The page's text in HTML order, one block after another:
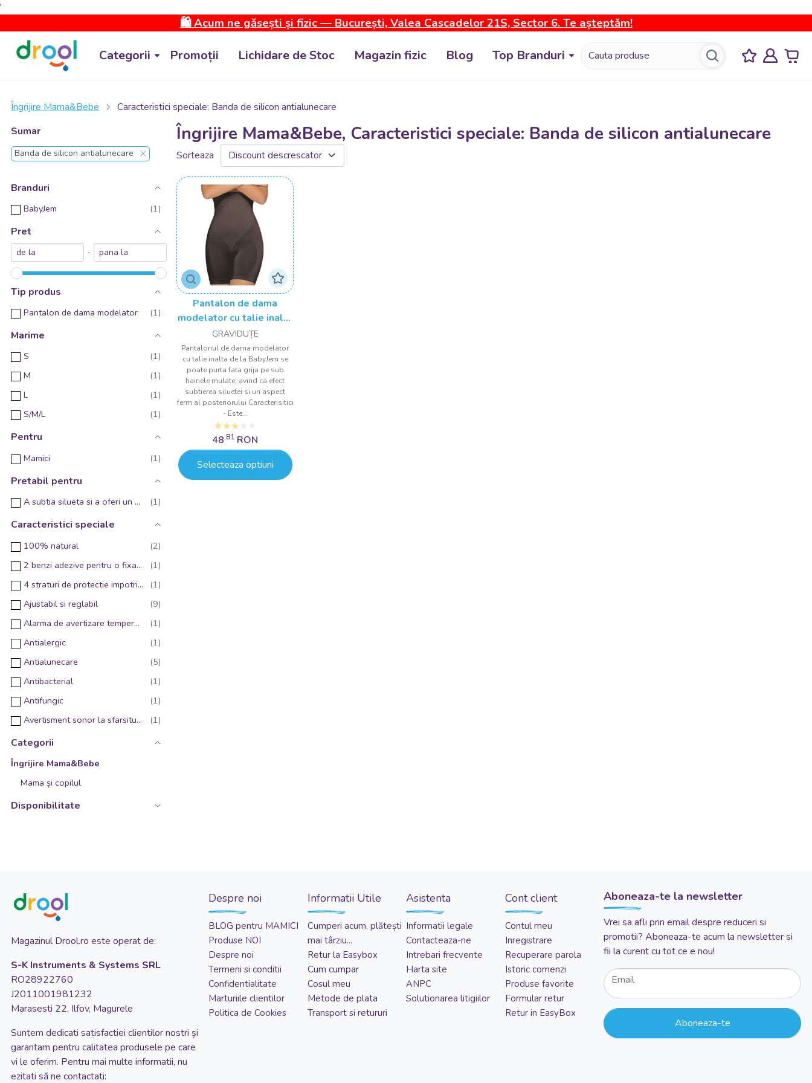
'
🛍️ Acum ne găsești și fizic — București, Valea Cascadelor 21S, Sector 6. Te așteptăm!
Categorii Promoții Lichidare de Stoc Magazin fizic Blog Top Branduri
Îngrijire Mama&Bebe
Caracteristici speciale: Banda de silicon antialunecare
Sumar
Banda de silicon antialunecare
Branduri
BabyJem
Pret
-
Tip produs
Pantalon de dama modelator
Marime
S
M
L
S/M/L
Pentru
Mamici
Pretabil pentru
A subtia silueta si a oferi un aspect ferm al posteriorului
Caracteristici speciale
100% natural
2 benzi adezive pentru o fixare super buna
4 straturi de protectie impotriva scurgerilor
Ajustabil si reglabil
Alarma de avertizare temperatura inalta
Antialergic
Antialunecare
Antibacterial
Antifungic
Avertisment sonor la sfarsitul masurarii
Banda de compresie sub bust
Banda de silicon antialunecare
Efect Push-Up
Elastic
Flexibil
Forma anatomica
Hipoalergenic
Impermeabil
Inel de prindere
Maner ergonomic
Categorii
Îngrijire Mama&Bebe
Mama și copilul
Disponibilitate
Îngrijire Mama&Bebe, Caracteristici speciale: Banda de silicon antialunecare
Sorteaza
Pantalon de dama
modelator cu talie inalta
BabyJem
GRAVIDUȚE
Pantalonul de dama modelator
cu talie inalta de la BabyJem se
poate purta fata grija pe sub
hainele mulate, avind ca efect
subtierea siluetei si un aspect
ferm al posteriorului Caracterisitici
- Este...
48,81 RON
Selecteaza optiuni
Magazinul Drool.ro este operat de:
S-K Instruments & Systems SRL
RO28922760
J2011001981232
Marasesti 22, Ilfov, Magurele
Suntem dedicati satisfactiei clientilor nostri și
garantam pentru calitatea produsele pe care
vi le oferim. Pentru mai multe informatii, nu
ezitati să ne contactati:
Despre noi
BLOG pentru MAMICI
Produse NOI
Despre noi
Termeni si conditii
Confidentialitate
Marturiile clientilor
Politica de Cookies
Informatii Utile
Cumperi acum, plătești
mai târziu...
Retur la Easybox
Cum cumpar
Cosul meu
Metode de plata
Transport si retururi
Asistenta
Informatii legale
Contacteaza-ne
Intrebari frecvente
Harta site
ANPC
Solutionarea litigiilor
Cont client
Contul meu
Inregistrare
Recuperare parola
Istoric comenzi
Produse favorite
Formular retur
Retur in EasyBox
Aboneaza-te la newsletter
Vrei sa afli prin email despre reduceri si
promotii? Aboneaza-te acum la newsletter si
fii la curent cu tot ce e nou!
Email
Aboneaza-te